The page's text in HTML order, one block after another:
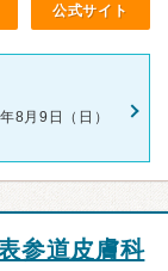
公式サイト
8月9日（日）
参道皮膚科